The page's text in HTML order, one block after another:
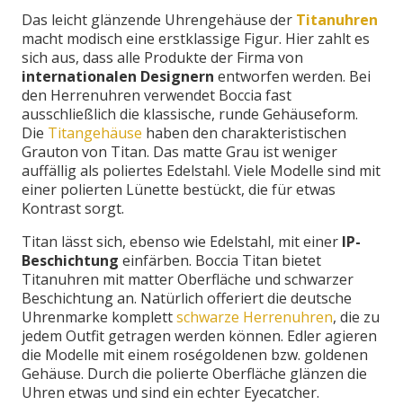
Das leicht glänzende Uhrengehäuse der Titanuhren
macht modisch eine erstklassige Figur. Hier zahlt es
sich aus, dass alle Produkte der Firma von
internationalen Designern entworfen werden. Bei
den Herrenuhren verwendet Boccia fast
ausschließlich die klassische, runde Gehäuseform.
Die Titangehäuse haben den charakteristischen
Grauton von Titan. Das matte Grau ist weniger
auffällig als poliertes Edelstahl. Viele Modelle sind mit
einer polierten Lünette bestückt, die für etwas
Kontrast sorgt.
Titan lässt sich, ebenso wie Edelstahl, mit einer IP-
Beschichtung einfärben. Boccia Titan bietet
Titanuhren mit matter Oberfläche und schwarzer
Beschichtung an. Natürlich offeriert die deutsche
Uhrenmarke komplettschwarze Herrenuhren, die zu
jedem Outfit getragen werden können. Edler agieren
die Modelle mit einem roségoldenen bzw. goldenen
Gehäuse. Durch die polierte Oberfläche glänzen die
Uhren etwas und sind ein echter Eyecatcher.